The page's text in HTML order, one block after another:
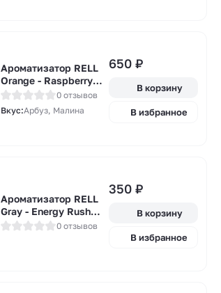
Ароматизатор RELL
Orange - Raspberry
Watermelon (малина и
арбуз) 14мл
0 отзывов
Вкус:Арбуз, Малина
650 ₽
В корзину
В избранное
Ароматизатор RELL
Gray - Energy Rush
(бодрящий 0 отзывов
350 ₽
В корзину
В избранное